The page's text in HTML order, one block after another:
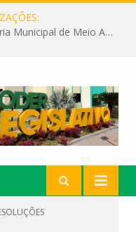
Câmara recebe palestra da Secretária Municipal de Meio Ambiente sobre as ações da “SEMANA DO MEIO AMBIENTE”